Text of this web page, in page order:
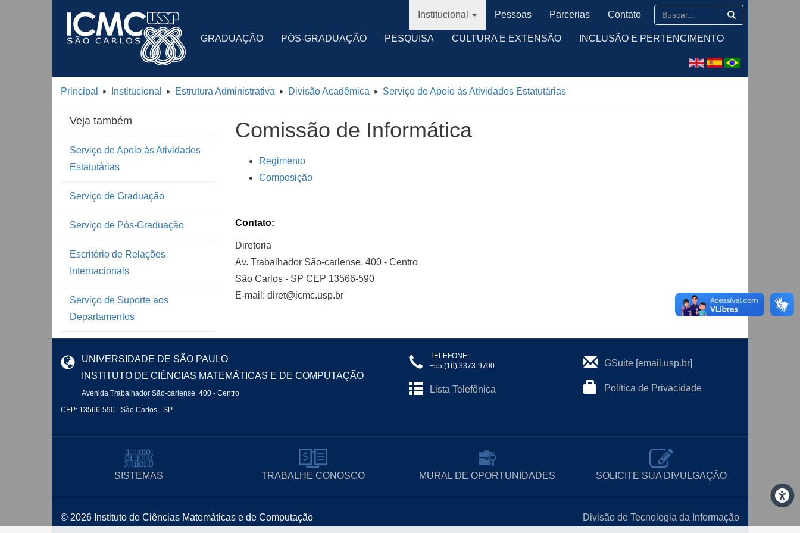
GRADUAÇÃO PÓS-GRADUAÇÃO PESQUISA CULTURA E EXTENSÃO INCLUSÃO E PERTENCIMENTO
Institucional Pessoas Parcerias Contato
Principal Institucional Estrutura Administrativa Divisão Acadêmica Serviço de Apoio às Atividades Estatutárias
Veja também
Serviço de Apoio às Atividades
Estatutárias
Serviço de Graduação
Serviço de Pós-Graduação
Escritório de Relações
Internacionais
Serviço de Suporte aos
Departamentos
Comissão de Informática
Regimento
Composição
Contato:
Diretoria
Av. Trabalhador São-carlense, 400 - Centro
São Carlos - SP CEP 13566-590
E-mail: diret@icmc.usp.br
UNIVERSIDADE DE SÃO PAULO
INSTITUTO DE CIÊNCIAS MATEMÁTICAS E DE COMPUTAÇÃO
Avenida Trabalhador São-carlense, 400 - Centro
CEP: 13566-590 - São Carlos - SP
TELEFONE:
+55 (16) 3373-9700
Lista Telefônica
GSuite [email.usp.br]
Política de Privacidade
SISTEMAS TRABALHE CONOSCO MURAL DE OPORTUNIDADES SOLICITE SUA DIVULGAÇÃO
© 2026 Instituto de Ciências Matemáticas e de Computação Divisão de Tecnologia da Informação